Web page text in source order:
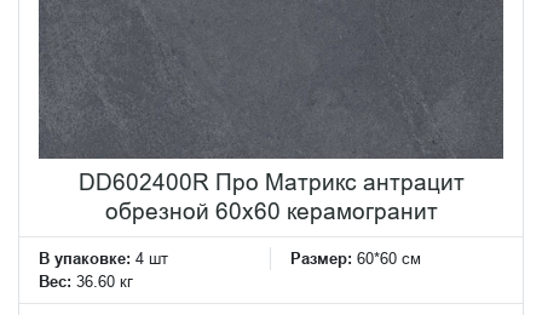
DD602400R Про Матрикс антрацит
обрезной 60x60 керамогранит
В упаковке: 4 шт Размер: 60*60 см
Вес: 36.60 кг